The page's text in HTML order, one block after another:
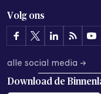
Volg ons
alle social media →
Download de